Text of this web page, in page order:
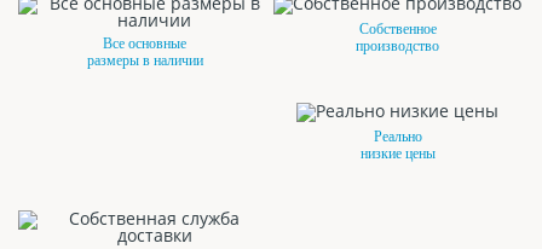
Все основные
размеры в наличии
Собственное
производство
Реально
низкие цены